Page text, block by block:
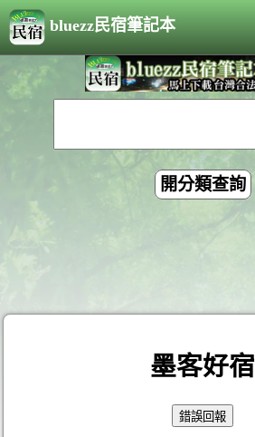
bluezz民宿筆記本
開分類查詢
墨客好宿